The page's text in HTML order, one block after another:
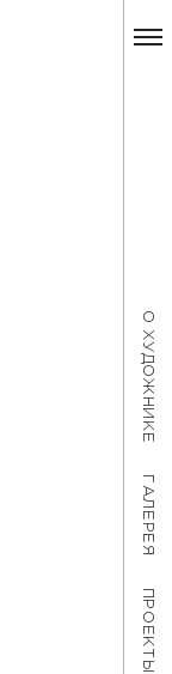
О ХУДОЖНИКЕ
ГАЛЕРЕЯ
ПРОЕКТЫ